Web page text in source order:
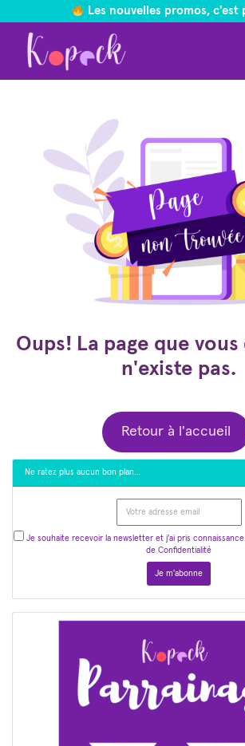
Les nouvelles promos, c'est
Oups! La page que
n'existe pas.
Retour à l'accueil
Ne ratez plus aucun bon plan…
Je souhaite recevoir la newsletter et j'ai pris
de Confidentialité